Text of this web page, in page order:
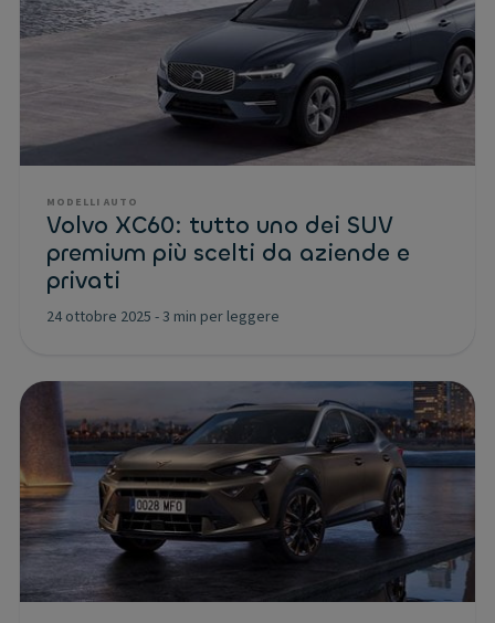
MODELLI AUTO
Volvo XC60: tutto uno dei SUV
premium più scelti da aziende e
privati
24 ottobre 2025 -3 min per leggere